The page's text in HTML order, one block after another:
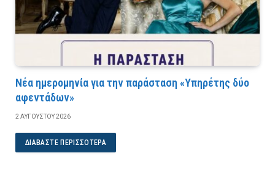
Νέα ημερομηνία για την παράσταση «Υπηρέτης δύο
αφεντάδων»
2 ΑΥΓΟΎΣΤΟΥ 2026
ΔΙΑΒΆΣΤΕ ΠΕΡΙΣΣΌΤΕΡΑ